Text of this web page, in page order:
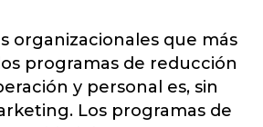
organizacionales que más
programas de reducción
y personal es, sin
Los programas de